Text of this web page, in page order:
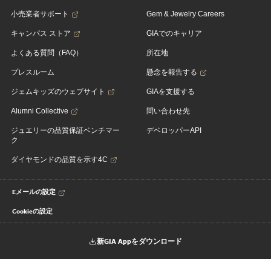
小売業者サポート
キャンパス ストア
よくある質問（FAQ）
プレスルーム
ジェムキッズのウェブサイト
Alumni Collective
ジュエリーの品質保証ベンチマー
ク
ダイヤモンドの品質を示す4C
Gem & Jewelry Careers
GIAでのキャリア
所在地
懸念を報告する
GIAを支援する
問い合わせ先
デベロッパーAPI
Eメールの設定
Cookieの設定
新GIA Appをダウンロード